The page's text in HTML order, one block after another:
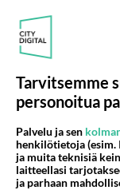
2026-05-
Suomessa on
rikollisen
katsoa
Lue lisää
Tarvitsemme
personoitua
Palvelu ja sen
henkilötietoja (esim.
ja muita teknisiä
laitteellasi
ja parhaan